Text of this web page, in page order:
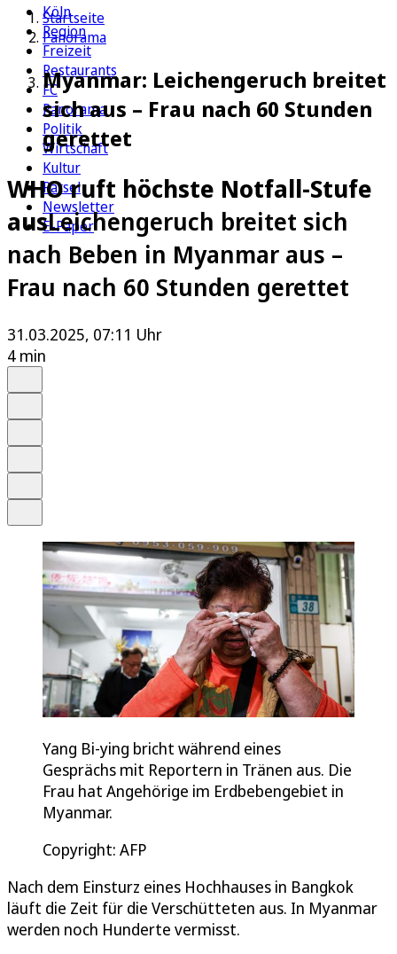
Köln
Region
Freizeit
Restaurants
FC
Panorama
Politik
Wirtschaft
Kultur
Rätsel
Newsletter
E-Paper
Startseite
Panorama
Myanmar: Leichengeruch breitet
sich aus – Frau nach 60 Stunden
gerettet
WHO ruft höchste Notfall-Stufe
ausLeichengeruch breitet sich
nach Beben in Myanmar aus –
Frau nach 60 Stunden gerettet
31.03.2025, 07:11 Uhr
4 min
Yang Bi-ying bricht während eines
Gesprächs mit Reportern in Tränen aus. Die
Frau hat Angehörige im Erdbebengebiet in
Myanmar.
Copyright: AFP
Nach dem Einsturz eines Hochhauses in Bangkok
läuft die Zeit für die Verschütteten aus. In Myanmar
werden noch Hunderte vermisst.